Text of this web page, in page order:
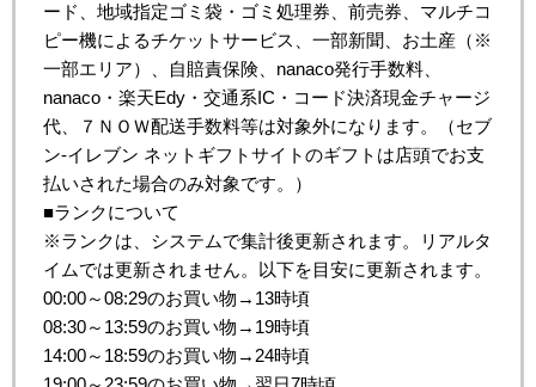
ード、地域指定ゴミ袋・ゴミ処理券、前売券、マルチコ
ピー機によるチケットサービス、一部新聞、お土産（※
一部エリア）、自賠責保険、nanaco発行手数料、
nanaco・楽天Edy・交通系IC・コード決済現金チャージ
代、７ＮＯＷ配送手数料等は対象外になります。（セブ
ン‐イレブン ネットギフトサイトのギフトは店頭でお支
払いされた場合のみ対象です。）
■ランクについて
※ランクは、システムで集計後更新されます。リアルタ
イムでは更新されません。以下を目安に更新されます。
00:00～08:29のお買い物→13時頃
08:30～13:59のお買い物→19時頃
14:00～18:59のお買い物→24時頃